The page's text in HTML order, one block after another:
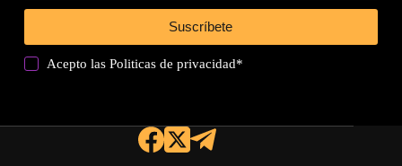
Suscríbete
Acepto lasPoliticas de privacidad*